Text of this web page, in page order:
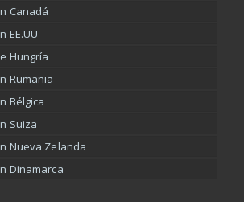
Canadá
EE.UU
Hungría
Rumania
Bélgica
Suiza
Nueva Zelanda
Dinamarca